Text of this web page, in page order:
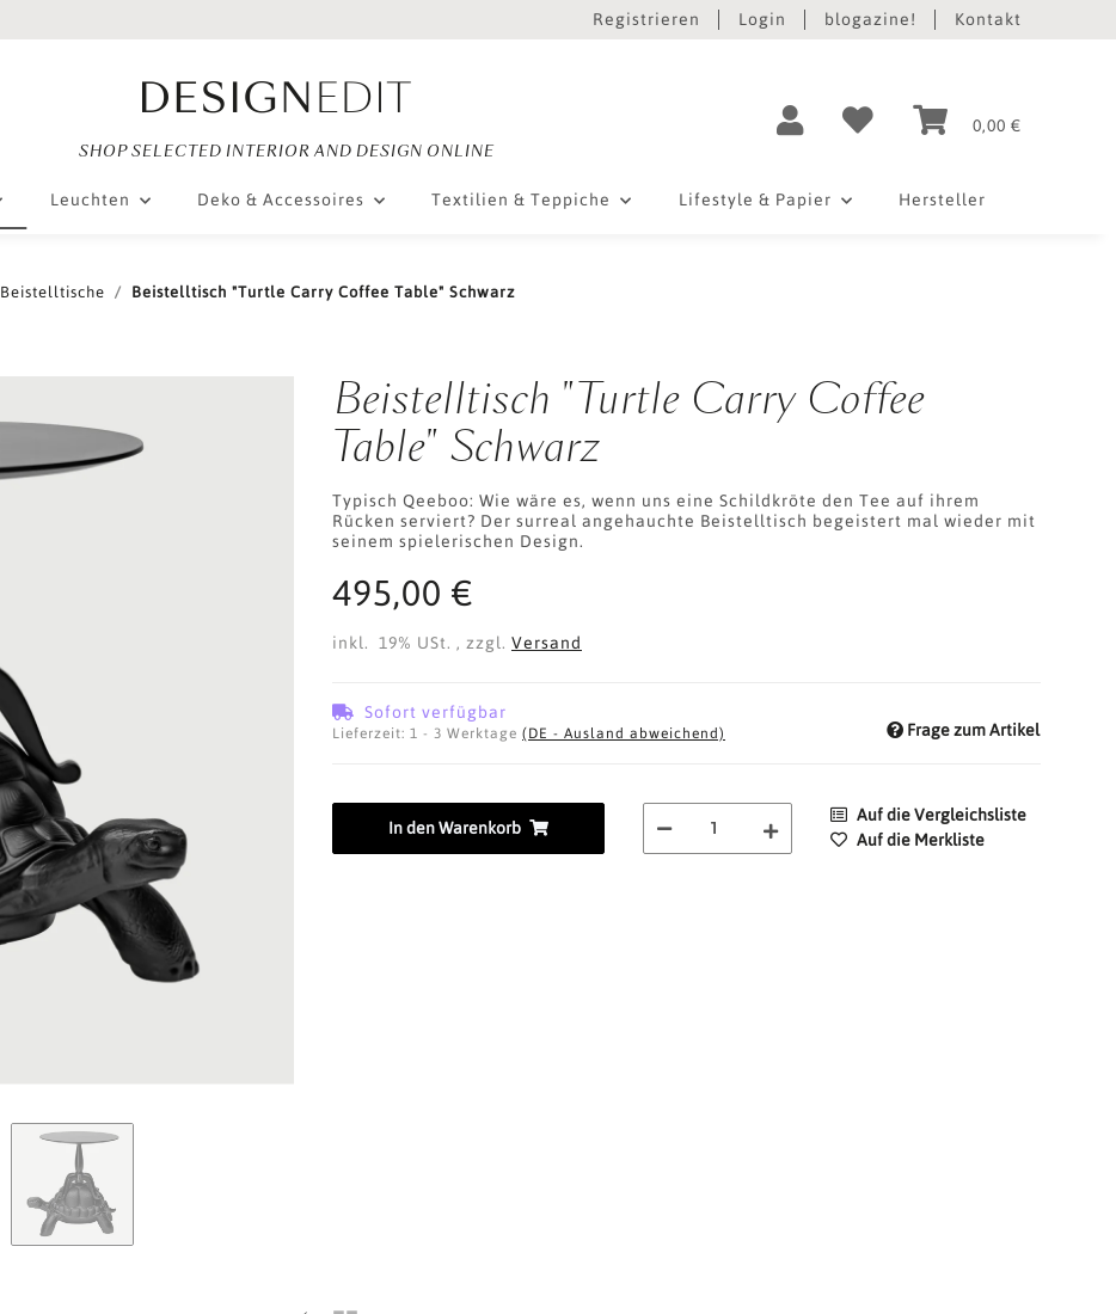
Registrieren Login blogazine! Kontakt
SHOP SELECTED INTERIOR AND DESIGN ONLINE
0,00 €
Leuchten Deko & Accessoires Textilien & Teppiche Lifestyle & Papier Hersteller
Beistelltische Beistelltisch "Turtle Carry Coffee Table" Schwarz
Beistelltisch "Turtle Carry Coffee
Table" Schwarz
Typisch Qeeboo: Wie wäre es, wenn uns eine Schildkröte den Tee auf ihrem
Rücken serviert? Der surreal angehauchte Beistelltisch begeistert mal wieder mit
seinem spielerischen Design.
495,00 €
inkl. 19% USt. , zzgl. Versand
Sofort verfügbar
Lieferzeit: 1 - 3 Werktage (DE - Ausland abweichend) Frage zum Artikel
In den Warenkorb
Auf die Vergleichsliste
Auf die Merkliste